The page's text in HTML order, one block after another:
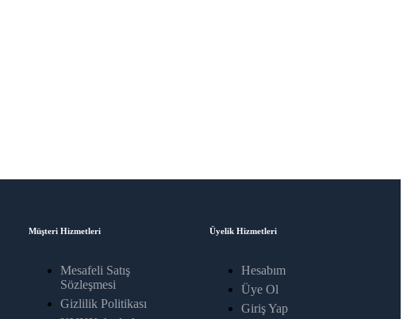
Müşteri Hizmetleri
Mesafeli Satış
Sözleşmesi
Gizlilik Politikası
Üyelik Hizmetleri
Hesabım
Üye Ol
Giriş Yap